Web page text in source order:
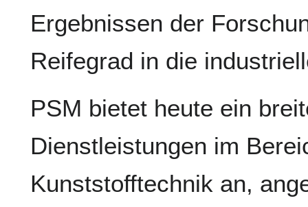
Ergebnissen der
Reifegrad in die
PSM bietet heute ein
Dienstleistungen im
Kunststofftechnik an,